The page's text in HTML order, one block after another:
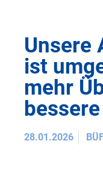
Unsere
ist
mehr
28.01.2026